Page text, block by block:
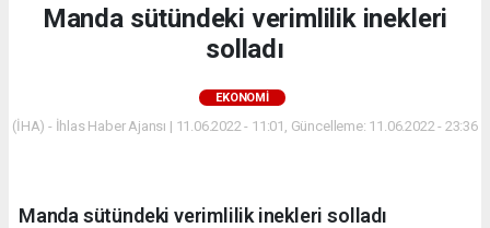
Manda sütündeki verimlilik inekleri
solladı
EKONOMİ
(İHA) - İhlas Haber Ajansı | 11.06.2022 - 11:01, Güncelleme: 11.06.2022 - 23:36
Manda sütündeki verimlilik inekleri solladı